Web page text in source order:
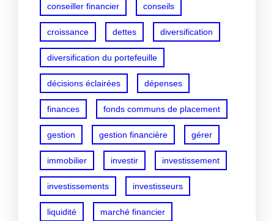
conseiller financier conseils
croissance dettes diversification
diversification du portefeuille
décisions éclairées dépenses
finances fonds communs de placement
gestion gestion financière gérer
immobilier investir investissement
investissements investisseurs
liquidité marché financier